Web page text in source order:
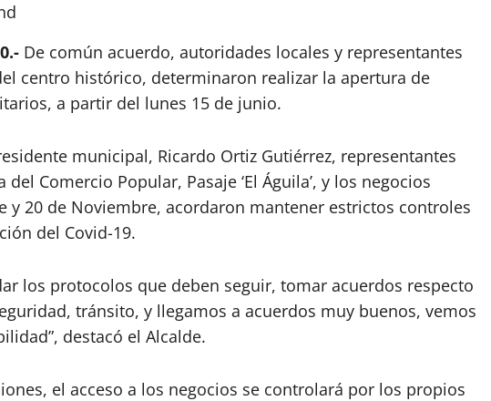
De común acuerdo, autoridades locales y representantes
centro histórico, determinaron realizar la apertura de
a partir del lunes 15 de junio.
municipal, Ricardo Ortiz Gutiérrez, representantes
Comercio Popular, Pasaje ‘El Águila’, y los negocios
y 20 de Noviembre, acordaron mantener estrictos controles
del Covid-19.
los protocolos que deben seguir, tomar acuerdos respecto
tránsito, y llegamos a acuerdos muy buenos, vemos
destacó el Alcalde.
el acceso a los negocios se controlará por los propios